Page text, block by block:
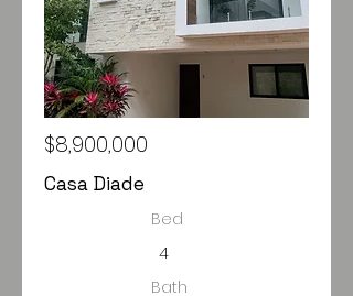
$8,900,000
Casa Diade
Bed
4
Bath